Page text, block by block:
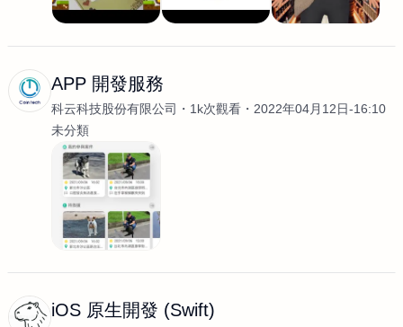
APP 開發服務
科云科技股份有限公司 1k次觀看
2022年04月12日-16:10
未分類
iOS 原生開發 (Swift)